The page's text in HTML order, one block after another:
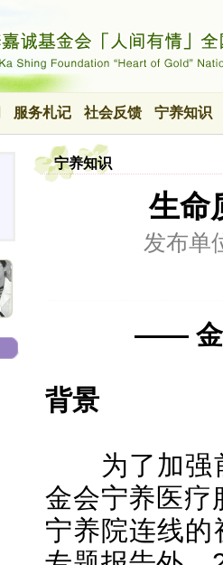
服务札记 社会反馈 宁养知识
宁养知识
生命
发布单
—— 金
背景
为了加强前
金会宁养医疗
宁养院连线